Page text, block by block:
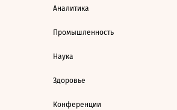
Аналитика
Промышленность
Наука
Здоровье
Конференции